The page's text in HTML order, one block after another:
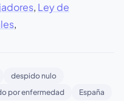
, Ley de
,
despido nulo
por enfermedad
España